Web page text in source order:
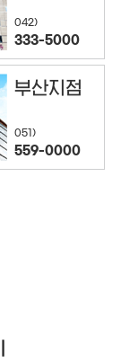
042)
333-5000
부산지점
051)
559-0000